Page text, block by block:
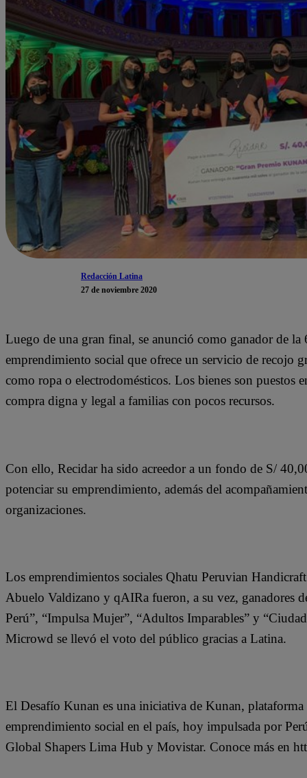
Redacción Latina
27 de noviembre 2020
Luego de una gran final, se anunció como ganador de
emprendimiento social que ofrece un servicio de recojo
como ropa o electrodomésticos. Los bienes son puestos
compra digna y legal a familias con pocos recursos.
Con ello, Recidar ha sido acreedor a un fondo de S/
potenciar su emprendimiento, además del
organizaciones.
Los emprendimientos sociales Qhatu Peruvian
Abuelo Valdizano y qAIRa fueron, a su vez, ganadores
Perú”, “Impulsa Mujer”, “Adultos Imparables” y
Microwd se llevó el voto del público gracias a Latina.
El Desafío Kunan es una iniciativa de Kunan, plataforma
emprendimiento social en el país, hoy impulsada por
Global Shapers Lima Hub y Movistar. Conoce más en